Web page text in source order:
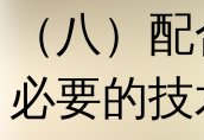
（八）
必要的